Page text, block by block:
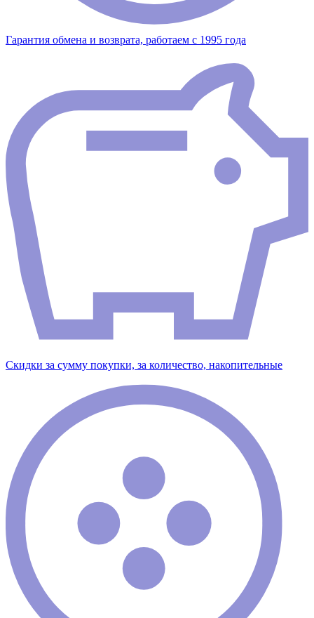
Гарантия обмена и возврата, работаем с 1995 года
Скидки за сумму покупки, за количество, накопительные